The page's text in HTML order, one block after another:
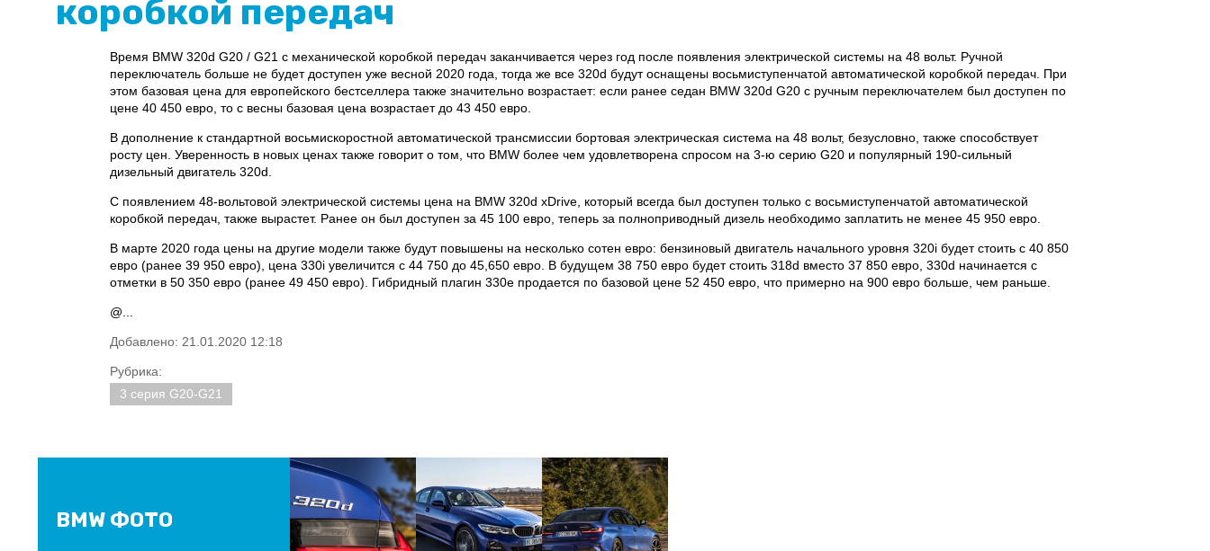
коробкой передач
Время BMW 320d G20 / G21 с механической коробкой передач заканчивается через год после появления электрической системы на 48 вольт. Ручной
переключатель больше не будет доступен уже весной 2020 года, тогда же все 320d будут оснащены восьмиступенчатой ​​автоматической коробкой передач. При
этом базовая цена для европейского бестселлера также значительно возрастает: если ранее седан BMW 320d G20 с ручным переключателем был доступен по
цене 40 450 евро, то с весны базовая цена возрастает до 43 450 евро.
В дополнение к стандартной восьмискоростной автоматической трансмиссии бортовая электрическая система на 48 вольт, безусловно, также способствует
росту цен. Уверенность в новых ценах также говорит о том, что BMW более чем удовлетворена спросом на 3-ю серию G20 и популярный 190-сильный
дизельный двигатель 320d.
С появлением 48-вольтовой электрической системы цена на BMW 320d xDrive, который всегда был доступен только с восьмиступенчатой ​​автоматической
коробкой передач, также вырастет. Ранее он был доступен за 45 100 евро, теперь за полноприводный дизель необходимо заплатить не менее 45 950 евро.
В марте 2020 года цены на другие модели также будут повышены на несколько сотен евро: бензиновый двигатель начального уровня 320i будет стоить с 40 850
евро (ранее 39 950 евро), цена 330i увеличится с 44 750 до 45,650 евро. В будущем 38 750 евро будет стоить 318d вместо 37 850 евро, 330d начинается с
отметки в 50 350 евро (ранее 49 450 евро). Гибридный плагин 330e продается по базовой цене 52 450 евро, что примерно на 900 евро больше, чем раньше.
@...
Добавлено: 21.01.2020 12:18
Рубрика:
3 серия G20-G21
BMW ФОТО